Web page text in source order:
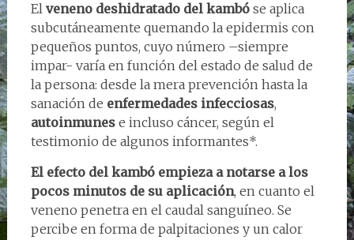
El veneno deshidratado del kambóse aplica
subcutáneamente quemando la epidermis con
pequeños puntos, cuyo número –siempre
impar- varía en función del estado de salud de
la persona: desde la mera prevención hasta la
sanación de enfermedades infecciosas,
autoinmunese incluso cáncer, según el
testimonio de algunos informantes*.
El efecto del kambó empieza a notarse a los
pocos minutos de su aplicación, en cuanto el
veneno penetra en el caudal sanguíneo. Se
percibe en forma de palpitaciones y un calor